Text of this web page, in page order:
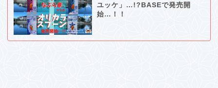
ユッケ」…!?BASEで発売開
始…！！